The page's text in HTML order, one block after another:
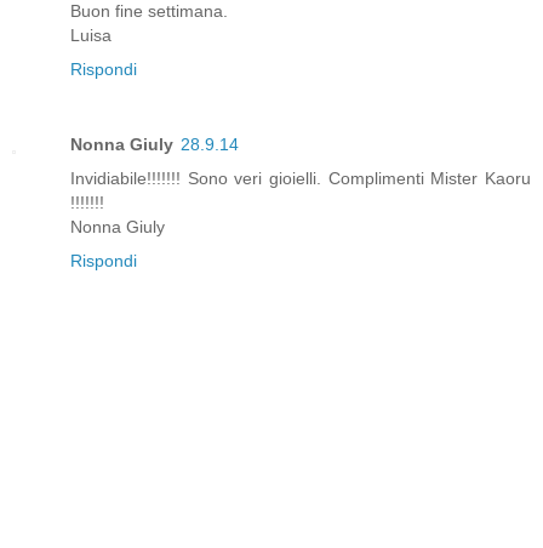
Buon fine settimana.
Luisa
Rispondi
Nonna Giuly 28.9.14
Invidiabile!!!!!!! Sono veri gioielli. Complimenti Mister Kaoru
!!!!!!!
Nonna Giuly
Rispondi